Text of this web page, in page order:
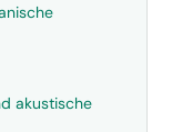
akustische